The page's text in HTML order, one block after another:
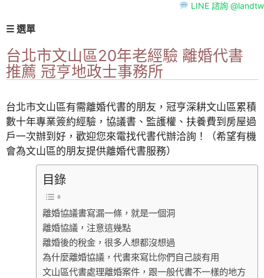
LINE 諮詢 @landtw
☰ 選單
台北市文山區20年老經驗 離婚代書
推薦 冠亨地政士事務所
台北市文山區有需離婚代書的朋友，冠亨深耕文山區累積
數十年專業簽約經驗，協議書、監護權、扶養費到房屋過
戶一次辦到好，歡迎您來電找代書代辦洽詢！（希望有機
會為文山區的朋友提供離婚代書服務）
目錄
離婚協議書寫漏一條，就是一個洞
離婚協議，注意這幾點
離婚後的稅金，很多人想都沒想過
為什麼離婚協議，代書來寫比你們自己談有用
文山區代書處理離婚案件，跟一般代書不一樣的地方